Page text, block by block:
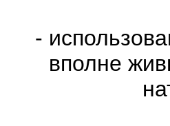
-
вполне